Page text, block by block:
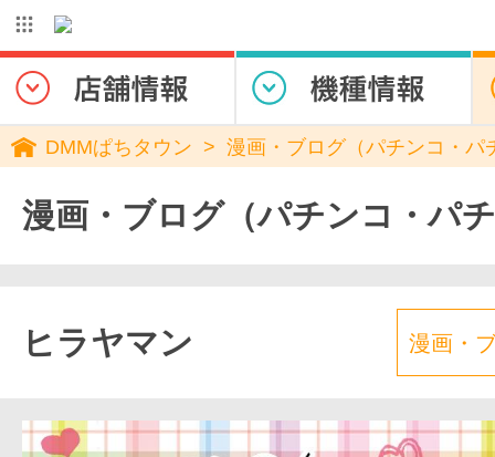
DMMぱちタウン 漫画・ブログ（パチンコ・パ
漫画・ブログ（パチンコ・パ
ヒラヤマン 漫画・